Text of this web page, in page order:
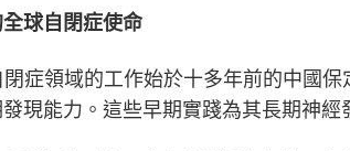
球自閉症使命
閉症領域的工作始於十多年前的中國
現能力。這些早期實踐為其長期神經